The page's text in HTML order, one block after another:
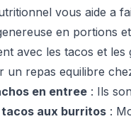
vous aide a
en portions
avec les tacos et les
un repas equilibre
en entree : Ils
aux burritos :